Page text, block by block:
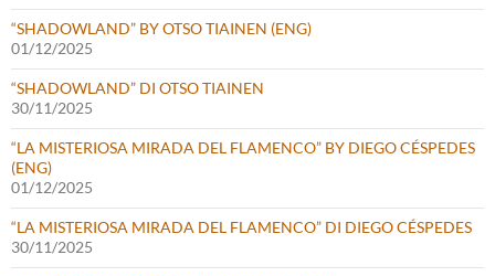
“SHADOWLAND” BY OTSO TIAINEN (ENG)
01/12/2025
“SHADOWLAND” DI OTSO TIAINEN
30/11/2025
“LA MISTERIOSA MIRADA DEL FLAMENCO” BY DIEGO CÉSPEDES
(ENG)
01/12/2025
“LA MISTERIOSA MIRADA DEL FLAMENCO” DI DIEGO CÉSPEDES
30/11/2025